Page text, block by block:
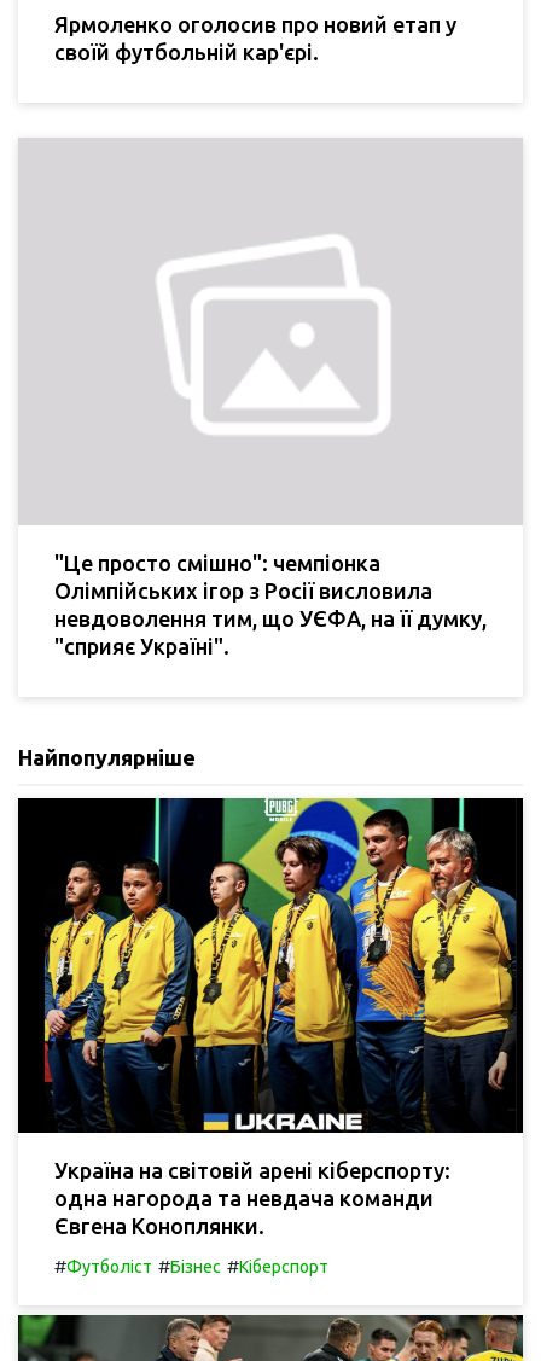
Ярмоленко оголосив про новий етап у
своїй футбольній кар'єрі.
"Це просто смішно": чемпіонка
Олімпійських ігор з Росії висловила
невдоволення тим, що УЄФА, на її думку,
"сприяє Україні".
Найпопулярніше
Україна на світовій арені кіберспорту:
одна нагорода та невдача команди
Євгена Коноплянки.
#Футболіст #Бізнес #Кіберспорт